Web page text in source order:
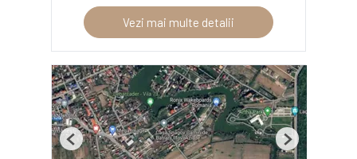
Vezi mai multe detalii
Previous Next